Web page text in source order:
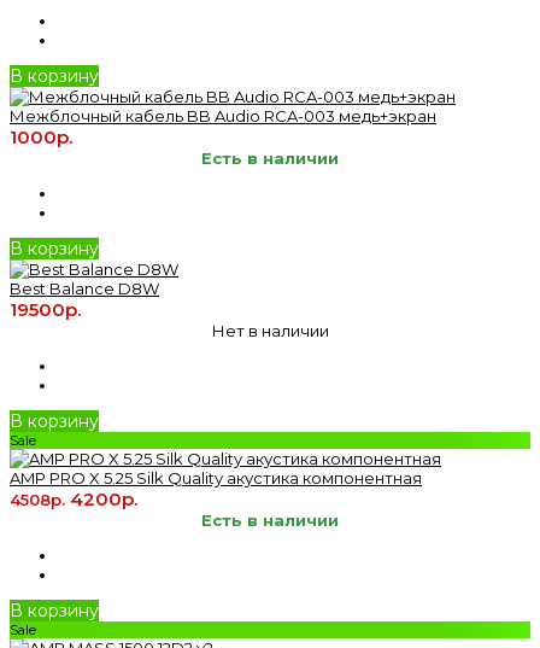
В корзину
Межблочный кабель BB Audio RCA-003 медь+экран
1000р.
Есть в наличии
В корзину
Best Balance D8W
19500р.
Нет в наличии
В корзину
Sale
AMP PRO X 5.25 Silk Quality акустика компонентная
4508р. 4200р.
Есть в наличии
В корзину
Sale